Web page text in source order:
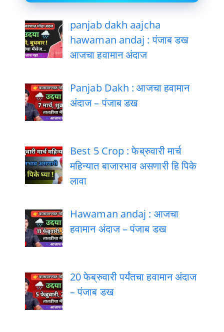
panjab dakh aajcha
hawaman andaj : पंजाब डख
आजचा हवामान अंदाज
Panjab Dakh : आजचा हवामान
अंदाज – पंजाब डख
Best 5 Crop : फेब्रुवारी मार्च
महिन्यात बाजारभाव असणारी हि पिके
लावा
Hawaman andaj : आजचा
हवामान अंदाज – पंजाब डख
20 फेब्रुवारी पर्यंतचा हवामान अंदाज
– पंजाब डख